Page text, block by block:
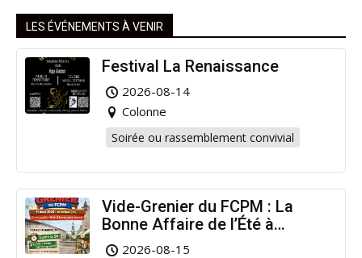
LES ÉVÉNEMENTS À VENIR
Festival La Renaissance
2026-08-14
Colonne
Soirée ou rassemblement convivial
Vide-Grenier du FCPM : La
Bonne Affaire de l’Été à
Arinthod !
2026-08-15